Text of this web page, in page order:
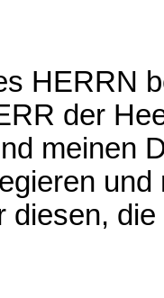
HERRN
der
meinen
diesen,